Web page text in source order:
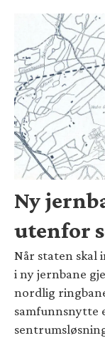
Ny
utenfor
Når staten skal
i ny jernbane
nordlig
samfunnsnytte